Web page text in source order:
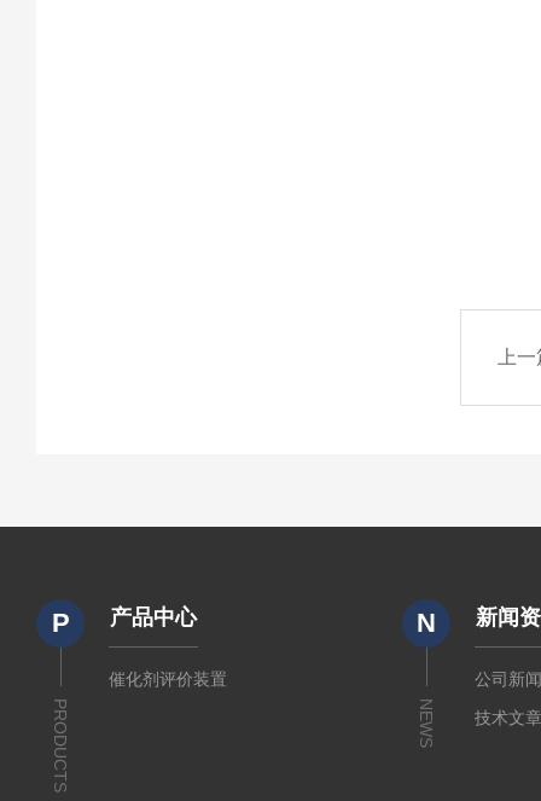
上
P
PRODUCTS
产品中心
催化剂评价装置
N
NEWS
新闻
公司新
技术文